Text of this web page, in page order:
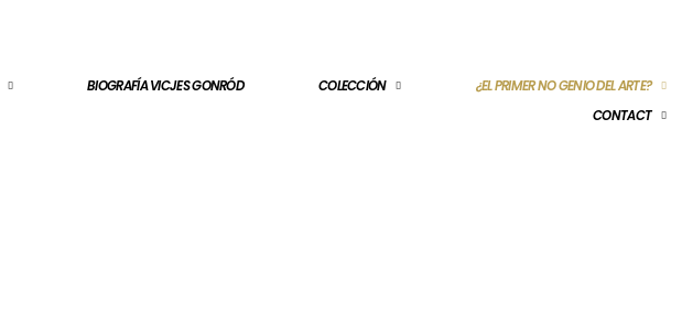
BIOGRAFÍA VICJES GONRÓD COLECCIÓN
¿EL PRIMER NO GENIO DEL ARTE?
CONTACT